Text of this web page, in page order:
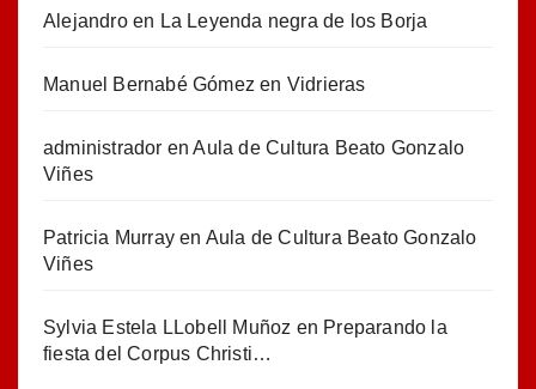
Alejandroen La Leyenda negra de los Borja
Manuel Bernabé Gómez en Vidrieras
administrador enAula de Cultura Beato Gonzalo
Viñes
Patricia Murray en Aula de Cultura Beato Gonzalo
Viñes
Sylvia Estela LLobell Muñoz en Preparando la
fiesta del Corpus Christi…